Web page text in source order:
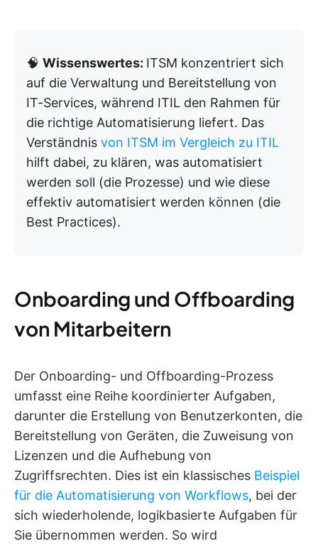
🧠 Wissenswertes: ITSM konzentriert sich
auf die Verwaltung und Bereitstellung von
IT-Services, während ITIL den Rahmen für
die richtige Automatisierung liefert. Das
Verständnis von ITSM im Vergleich zu ITIL
hilft dabei, zu klären, was automatisiert
werden soll (die Prozesse) und wie diese
effektiv automatisiert werden können (die
Best Practices).
Onboarding und Offboarding
von Mitarbeitern
Der Onboarding- und Offboarding-Prozess
umfasst eine Reihe koordinierter Aufgaben,
darunter die Erstellung von Benutzerkonten, die
Bereitstellung von Geräten, die Zuweisung von
Lizenzen und die Aufhebung von
Zugriffsrechten. Dies ist ein klassisches Beispiel
für die Automatisierung von Workflows, bei der
sich wiederholende, logikbasierte Aufgaben für
Sie übernommen werden. So wird